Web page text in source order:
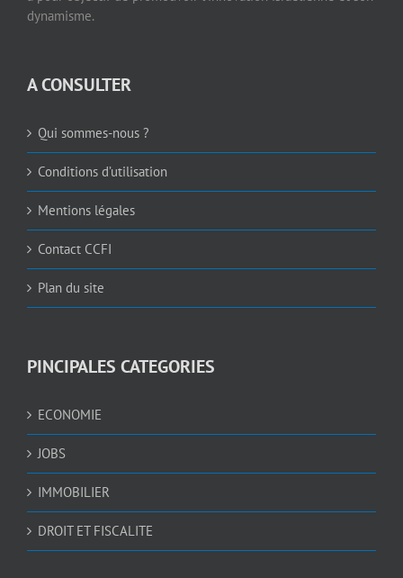
dynamisme.
A CONSULTER
Qui sommes-nous ?
Conditions d’utilisation
Mentions légales
Contact CCFI
Plan du site
PINCIPALES CATEGORIES
ECONOMIE
JOBS
IMMOBILIER
DROIT ET FISCALITE